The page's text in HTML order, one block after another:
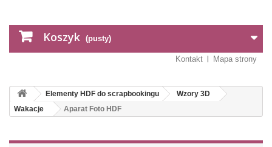
Koszyk (pusty)
Kontakt Mapa strony
Elementy HDF do scrapbookingu
Wzory 3D
Wakacje
Aparat Foto HDF